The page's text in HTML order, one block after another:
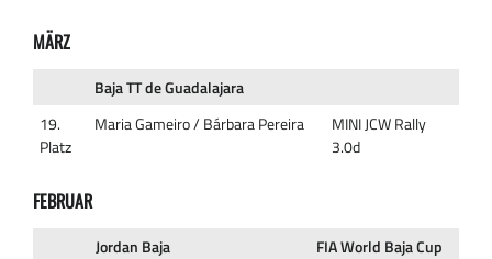
MÄRZ
Baja TT de Guadalajara
19.
Platz
Maria Gameiro / Bárbara Pereira
MINI JCW Rally
3.0d
FEBRUAR
Jordan Baja
FIA World Baja Cup